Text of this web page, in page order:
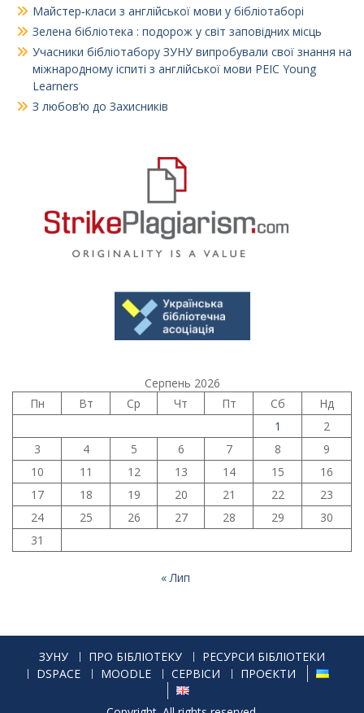
Майстер‑класи з англійської мови у бібліотаборі
Зелена бібліотека : подорож у світ заповідних місць
Учасники бібліотабору ЗУНУ випробували свої знання на
міжнародному іспиті з англійської мови PEIC Young
Learners
З любов’ю до Захисників
Серпень 2026
Пн
Вт Ср Чт Пт Сб
Нд
1
2
3
4 5 6 7 8
9
10
11 12 13 14 15
16
17
18 19 20 21 22
23
24
25 26 27 28 29
30
31
« Лип
ЗУНУ ПРО БІБЛІОТЕКУ
РЕСУРСИ БІБЛІОТЕКИ
DSPACE
MOODLE СЕРВІСИ ПРОЄКТИ